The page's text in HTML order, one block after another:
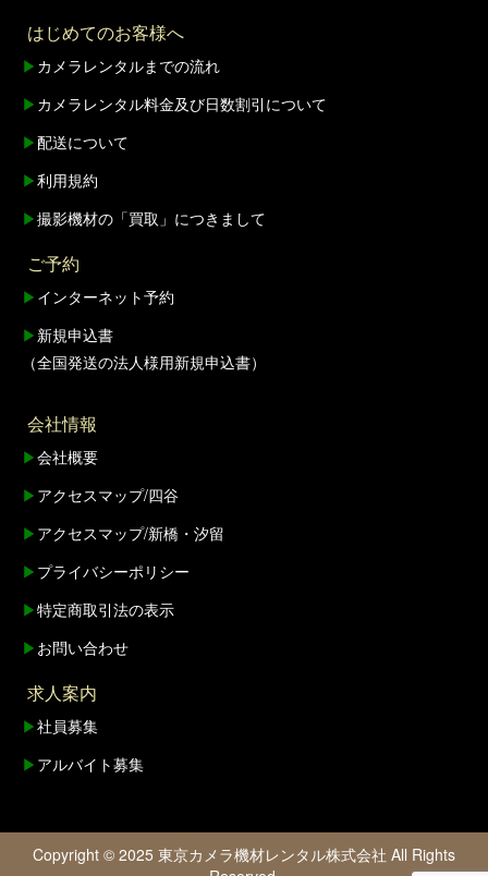
はじめてのお客様へ
▶ カメラレンタルまでの流れ
▶ カメラレンタル料金及び日数割引について
▶配送について
▶利用規約
▶撮影機材の「買取」につきまして
ご予約
▶ インターネット予約
▶ 新規申込書
（全国発送の法人様用新規申込書）
会社情報
▶会社概要
▶ アクセスマップ/四谷
▶ アクセスマップ/新橋・汐留
▶ プライバシーポリシー
▶特定商取引法の表示
▶ お問い合わせ
求人案内
▶社員募集
▶ アルバイト募集
Copyright © 2025 東京カメラ機材レンタル株式会社 All Rights